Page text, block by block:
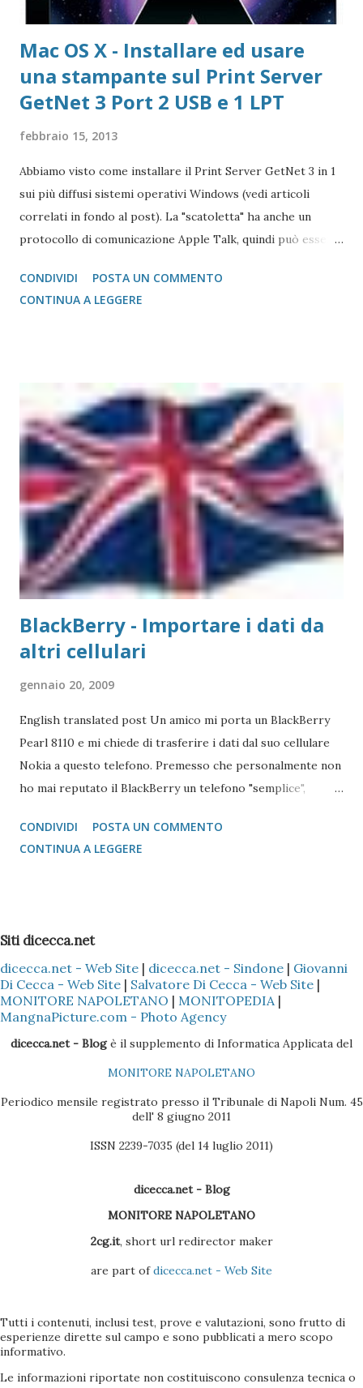
Mac OS X - Installare ed usare
una stampante sul Print Server
GetNet 3 Port 2 USB e 1 LPT
febbraio 15, 2013
Abbiamo visto come installare il Print Server GetNet 3 in 1
sui più diffusi sistemi operativi Windows (vedi articoli
correlati in fondo al post). La "scatoletta" ha anche un
protocollo di comunicazione Apple Talk, quindi può essere
gestione post script integrata (quasi tutte le stampanti
salvo quelle del gruppo Ricoh che hanno bisogno di un
non è necessario scegliere tra moltissimi modelli, ma si
gestisce in modo più semplice. Purtroppo sul Mac non è
possibile (allo stato attuale) collegare print server di tipo
TP-Link, ovvero replicatori di porta USB su Lan, in quanto
non esiste un driver adatto. Detto questo, consideriamo la
stampante che vogliamo collegare al Mac. Il caso che
abbiamo usato nei precedenti post,...
CONDIVIDI
POSTA UN COMMENTO
CONTINUA A LEGGERE
BlackBerry - Importare i dati da
altri cellulari
gennaio 20, 2009
English translated post Un amico mi porta un BlackBerry
Pearl 8110 e mi chiede di trasferire i dati dal suo cellulare
Nokia a questo telefono. Premesso che personalmente non
ho mai reputato il BlackBerry un telefono "semplice",
l'idea di mandare i vcard via bluetooth (come si fa con quasi
tutti i Nokia e Samsung), l'unica alternativa è quella di
Nokia PC Suite 3 - Sincronizzare solo la Rubrica
(ovviamente dipende sempre se il cellulare Nokia è il Vostro
o di un Vostro amico) del Nokia con l'Outlook, così che tutti
i dati presenti nella Rubrica siano copiati nella sezione
Contatti dell'Outlook 4 - Scaricare l'ultima versione del
CONDIVIDI
POSTA UN COMMENTO
CONTINUA A LEGGERE
Siti dicecca.net
dicecca.net - Web Site | dicecca.net - Sindone | Giovanni
Di Cecca - Web Site | Salvatore Di Cecca - Web Site |
MONITORE NAPOLETANO | MONITOPEDIA|
MangnaPicture.com - Photo Agency
dicecca.net - Blogè il supplemento di Informatica Applicata del
MONITORE NAPOLETANO
Periodico mensile registrato presso il Tribunale di Napoli Num. 45
dell' 8 giugno 2011
ISSN 2239-7035 (del 14 luglio 2011)
dicecca.net - Blog
MONITORE NAPOLETANO
2cg.it, short url redirector maker
are part ofdicecca.net - Web Site
Tutti i contenuti, inclusi test, prove e valutazioni, sono frutto di
esperienze dirette sul campo e sono pubblicati a mero scopo
informativo.
Le informazioni riportate non costituiscono consulenza tecnica o